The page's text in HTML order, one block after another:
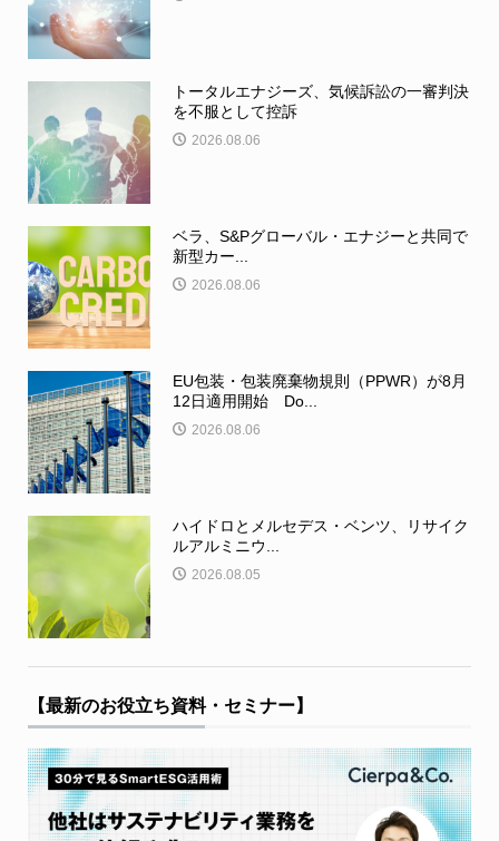
トータルエナジーズ、気候訴訟の一審判決
を不服として控訴
2026.08.06
ベラ、S&Pグローバル・エナジーと共同で
新型カー...
2026.08.06
EU包装・包装廃棄物規則（PPWR）が8月
12日適用開始 Do...
2026.08.06
ハイドロとメルセデス・ベンツ、リサイク
ルアルミニウ...
2026.08.05
【最新のお役立ち資料・セミナー】